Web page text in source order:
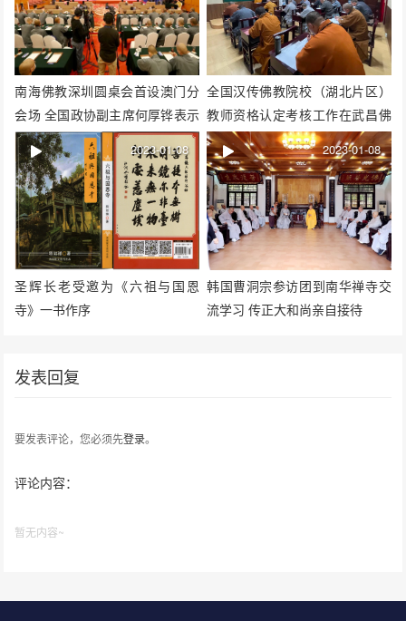
南海佛教深圳圆桌会首设澳门分
会场 全国政协副主席何厚铧表示
祝贺
全国汉传佛教院校（湖北片区）
教师资格认定考核工作在武昌佛
学院举行
圣辉长老受邀为《六祖与国恩
寺》一书作序
2023-01-08
韩国曹洞宗参访团到南华禅寺交
流学习 传正大和尚亲自接待
2023-01-08
发表回复
要发表评论，您必须先登录。
评论内容：
暂无内容~